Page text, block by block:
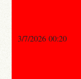
3/7/2026 00:20